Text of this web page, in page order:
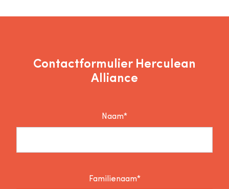
Contactformulier Herculean
Alliance
Naam*
Familienaam*